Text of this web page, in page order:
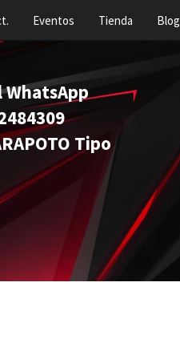
Eventos Tienda Blog
WhatsApp
Tipo